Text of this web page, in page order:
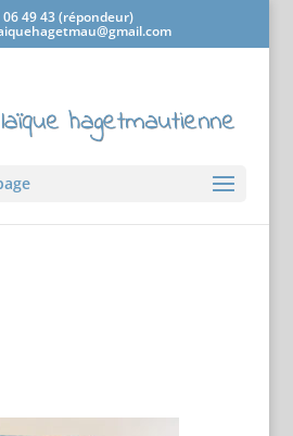
06 49 43 (répondeur)